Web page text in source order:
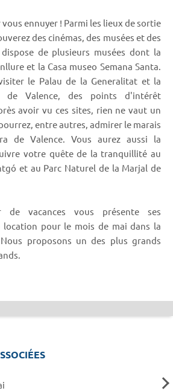
ennuyer ! Parmi les lieux de sortie
des cinémas, des musées et des
de plusieurs musées dont la
et la Casa museo Semana Santa.
le Palau de la Generalitat et la
Valence, des points d'intérêt
avoir vu ces sites, rien ne vaut un
entre autres, admirer le marais
de Valence. Vous aurez aussi la
votre quête de la tranquillité au
et au Parc Naturel de la Marjal de
de vacances vous présente ses
location pour le mois de mai dans la
proposons un des plus grands